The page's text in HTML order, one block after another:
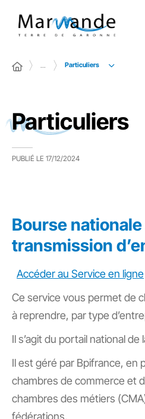
… Particuliers
Particuliers
PUBLIÉ LE 17/12/2024
Bourse nationale
transmission
Accéder au Service en ligne
Ce service vous permet de
à reprendre, par type
Il s’agit du portail national de
Il est géré par Bpifrance, en
chambres de commerce et
chambres des métiers
fédérations.